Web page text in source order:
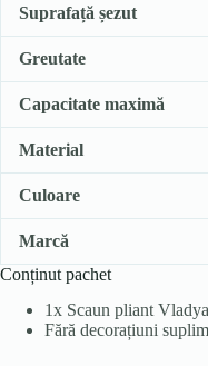
Suprafață șezut
Greutate
Capacitate maximă
Material
Culoare
Marcă
Conținut pachet
1x Scaun pliant
Fără decorațiuni